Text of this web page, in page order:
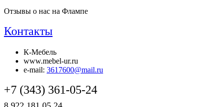
Отзывы о нас на Флампе
Контакты
К-Мебель
www.mebel-ur.ru
e-mail: 3617600@mail.ru
+7 (343) 361-05-24